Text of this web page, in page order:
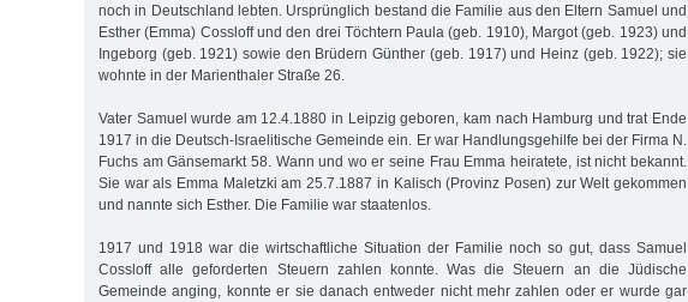
noch in Deutschland lebten. Ursprünglich bestand die Familie aus den Eltern Samuel und
Esther (Emma) Cossloff und den drei Töchtern Paula (geb. 1910), Margot (geb. 1923) und
Ingeborg (geb. 1921) sowie den Brüdern Günther (geb. 1917) und Heinz (geb. 1922); sie
wohnte in der Marienthaler Straße 26.
Vater Samuel wurde am 12.4.1880 in Leipzig geboren, kam nach Hamburg und trat Ende
1917 in die Deutsch-Israelitische Gemeinde ein. Er war Handlungsgehilfe bei der Firma N.
Fuchs am Gänsemarkt 58. Wann und wo er seine Frau Emma heiratete, ist nicht bekannt.
Sie war als Emma Maletzki am 25.7.1887 in Kalisch (Provinz Posen) zur Welt gekommen
und nannte sich Esther. Die Familie war staatenlos.
1917 und 1918 war die wirtschaftliche Situation der Familie noch so gut, dass Samuel
Cossloff alle geforderten Steuern zahlen konnte. Was die Steuern an die Jüdische
Gemeinde anging, konnte er sie danach entweder nicht mehr zahlen oder er wurde gar